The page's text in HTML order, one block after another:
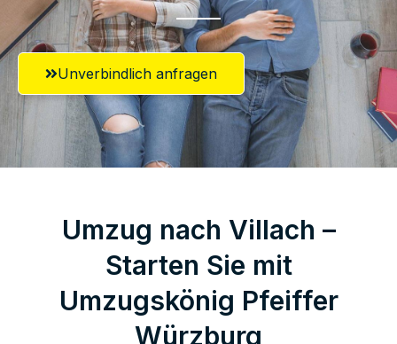
Unverbindlich anfragen
Umzug nach Villach –
Starten Sie mit
Umzugskönig Pfeiffer
Würzburg